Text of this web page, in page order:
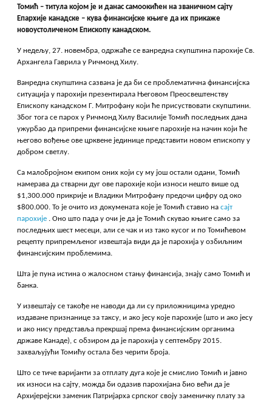
Томић – титула којом је и данас самоокићен на званичном сајту
Епархије канадске – кува финансијске књиге да их прикаже
новоустоличеном Епископу канадском.
У недељу, 27. новембра, одржаће се ванредна скупштина парохије Св.
Архангела Гаврила у Ричмонд Хилу.
Ванредна скупштина сазвана је да би се проблематична финансијска
ситуација у парохији презентирала Његовом Преосвештенству
Епископу канадском Г. Митрофану који ће присуствовати скупштини.
Због тога се парох у Ричмонд Хилу Василије Томић последњих дана
ужурбао да припреми финансијске књиге парохије на начин који ће
његово вођење ове црквене јединице представити новом епископу у
добром светлу.
Са малобројном екипом оних који су му још остали одани, Томић
намерава да стварни дуг ове парохије који износи нешто више од
$1,300.000 прикрије и Владики Митрофану предочи цифру од око
$800.000. То је очито из докумената које је Томић ставио насајт
парохије . Оно што пада у очи је да је Томић скувао књиге само за
последњих шест месеци, али се чак и из тако кусог и по Томићевом
рецепту припремљеног извештаја види да је парохија у озбиљним
финансијским проблемима.
Шта је пуна истина о жалосном стању финансија, знају само Томић и
банка.
У извештају се такође не наводи да ли су приложницима уредно
издаване признанице за таксу, и ако јесу које парохије (што и ако јесу
и ако нису представља прекршај према финансијским органима
државе Канаде), с обзиром да је парохија у септембру 2015.
захваљујући Томићу остала без черити броја.
Што се тиче варијанти за отплату дуга које је смислио Томић и јавно
их износи на сајту, можда би одазив парохијана био већи да је
Архијерејски заменик Патријарха српског своју заменичку плату за